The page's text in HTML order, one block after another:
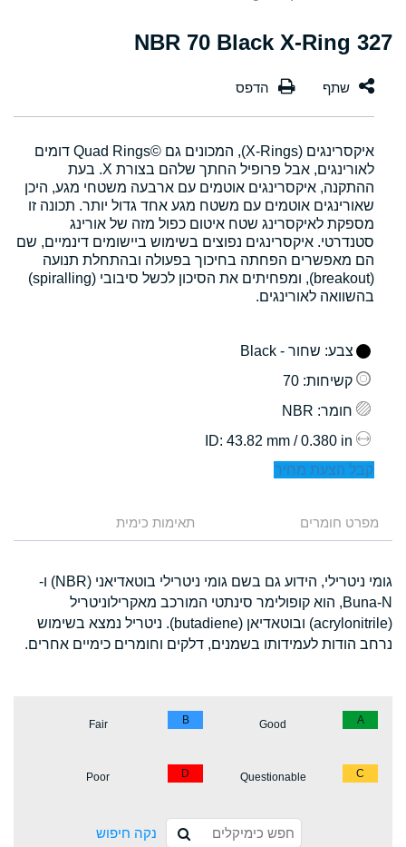
327 NBR 70 Black X-Ring
איקסרינגים (X-Rings), המכונים גם Quad Rings©‎ דומים
לאורינגים, אבל פרופיל החתך שלהם בצורת X. בעת
ההתקנה, איקסרינגים אוטמים עם ארבעה משטחי מגע, היכן
שאורינגים אוטמים עם משטח מגע אחד גדול יותר. תכונה זו
מספקת לאיקסרינג שטח איטום כפול מזה של אורינג
סטנדרטי. איקסרינגים נפוצים בשימוש ביישומים דינמיים, שם
הם מאפשרים הפחתה בחיכוך בפעולה ובהתחלת תנועה
(breakout), ומפחיתים את הסיכון לכשל סיבובי (spiralling)
בהשוואה לאורינגים.
צבע: שחור - Black
קשיחות: 70
חומר: NBR
: 43.82 mm / 0.380 in
קבל הצעת מחיר
מפרט חומרים תאימות כימית
גומי ניטרילי, הידוע גם בשם גומי ניטרילי בוטאדיאני (NBR) ו-
Buna-N, הוא קופולימר סינתטי המורכב מאקרילוניטריל
(acrylonitrile) ובוטאדיאן (butadiene). ניטריל נמצא בשימוש
נרחב הודות לעמידותו בשמנים, דלקים וחומרים כימיים אחרים.
A
Good
B
Fair
C
Questionable
D
Poor
נקה חיפוש